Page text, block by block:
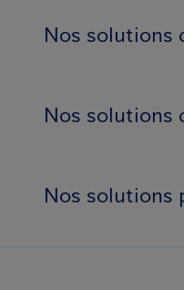
Nos solutions
Nos solutions
Nos solutions